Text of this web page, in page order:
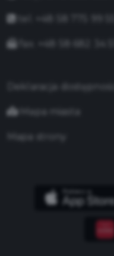
Deklaracja dostępności
Mapa miasta
Mapa strony